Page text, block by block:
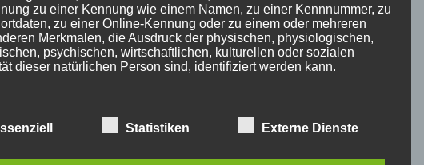
spannende Details über Veranstaltungen, Technik und
ein Genuss! Breite Wege führen Euch entlang der wilden
Mit ein bisschen Glück seht Ihr sogar ein paar Gemsen, die
rund um Oberstdorf
: Klingt erstmal ungewöhnlich,
den Wiesen hängt und die Regentropfen leise plätschern,
besonderen Seite.
zu einer Kennung wie einem Namen, zu einer Kennnummer, zu
zu einer Online-Kennung oder zu einem oder mehreren
Merkmalen, die Ausdruck der physischen, physiologischen,
psychischen, wirtschaftlichen, kulturellen oder sozialen
dieser natürlichen Person sind, identifiziert werden kann.
Person
Person ist jede identifizierte oder identifizierbare natürliche
Statistiken Externe Dienste